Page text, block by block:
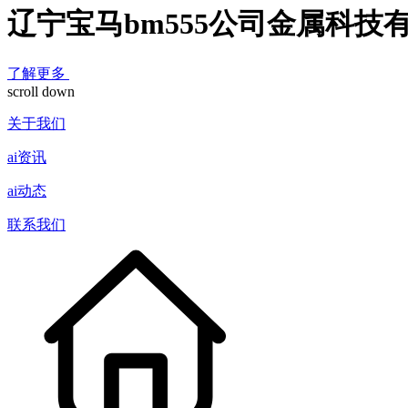
辽宁宝马bm555公司金属科技
了解更多
scroll down
关于我们
ai资讯
ai动态
联系我们